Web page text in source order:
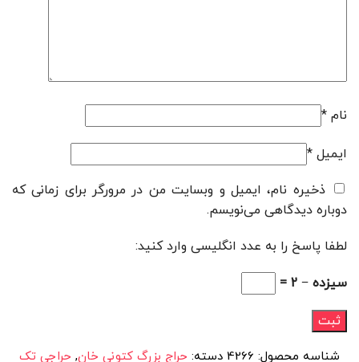
نام *
ایمیل *
ذخیره نام، ایمیل و وبسایت من در مرورگر برای زمانی که
دوباره دیدگاهی می‌نویسم.
لطفا پاسخ را به عدد انگلیسی وارد کنید:
سیزده − 2 =
شناسه محصول: 4266 دسته: حراج بزرگ کتونی خان, حراجی تک